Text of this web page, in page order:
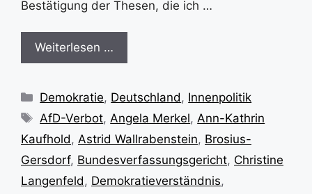
Bestätigung der Thesen, die ich …
Weiterlesen …
Kategorien
Demokratie, Deutschland, Innenpolitik
Schlagwörter
AfD-Verbot,Angela Merkel,Ann-Kathrin
Kaufhold, Astrid Wallrabenstein, Brosius-
Gersdorf, Bundesverfassungsgericht, Christine
Langenfeld, Demokratieverständnis,